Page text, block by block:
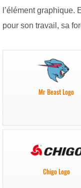
l’élément graphique.
pour son travail, sa
Mr Beast Logo
Chigo Logo